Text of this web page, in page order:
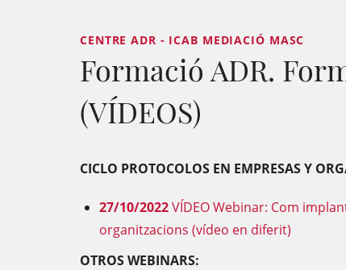
CENTRE ADR - ICAB MEDIACIÓ MASC
Formació ADR.
(VÍDEOS)
CICLO PROTOCOLOS EN EMPRESAS Y
27/10/2022VÍDEO Webinar: Com
organitzacions (vídeo en diferit)
OTROS WEBINARS: